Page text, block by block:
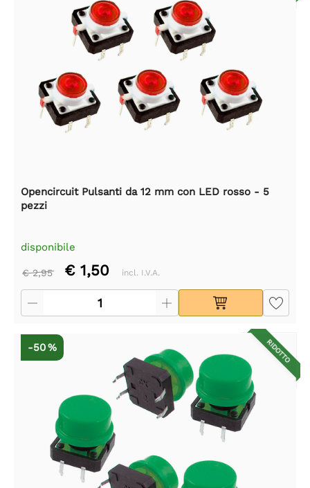
Opencircuit Pulsanti da 12 mm con LED rosso - 5
pezzi
disponibile
€ 2,95 € 1,50 incl. I.V.A.
RIDOTTO
-50 %